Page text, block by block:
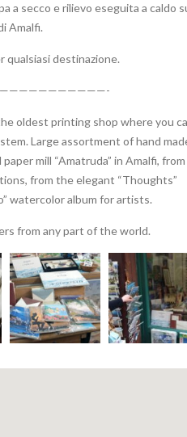
a secco e rilievo eseguita a caldo
Amalfi.
qualsiasi destinazione.
oldest printing shop where you
Large assortment of hand
mill “Amatruda” in Amalfi, from
from the elegant “Thoughts”
watercolor album for artists.
from any part of the world.